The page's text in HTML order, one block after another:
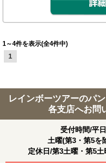
1～4件を表示(全4件中)
1
レインボーツアーのパ
各支店へお問
受付時間/平
土曜(第3・第5を
定休日/第3土曜・第5